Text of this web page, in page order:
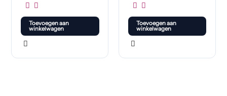
Toevoegen aan
winkelwagen
Toevoegen aan
winkelwagen